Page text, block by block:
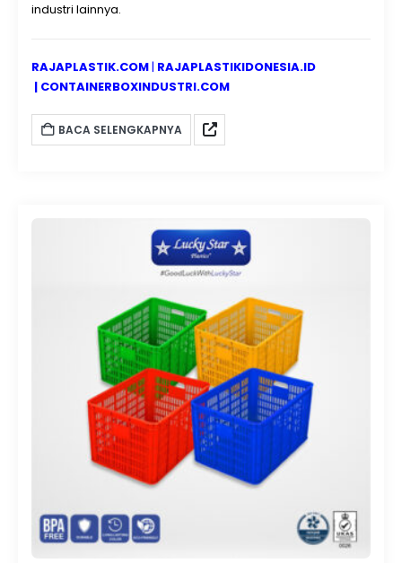
industri lainnya.
RAJAPLASTIK.COM| RAJAPLASTIKIDONESIA.ID
| CONTAINERBOXINDUSTRI.COM
BACA SELENGKAPNYA